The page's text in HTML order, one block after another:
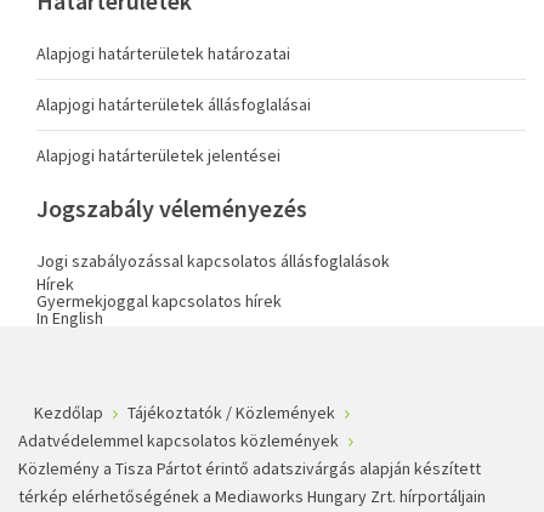
Alapjogi határterületek határozatai
Alapjogi határterületek állásfoglalásai
Alapjogi határterületek jelentései
Jogszabály véleményezés
Jogi szabályozással kapcsolatos állásfoglalások
Hírek
Gyermekjoggal kapcsolatos hírek
In English
Kezdőlap
Tájékoztatók / Közlemények
Adatvédelemmel kapcsolatos közlemények
Közlemény a Tisza Pártot érintő adatszivárgás alapján készített
térkép elérhetőségének a Mediaworks Hungary Zrt. hírportáljain